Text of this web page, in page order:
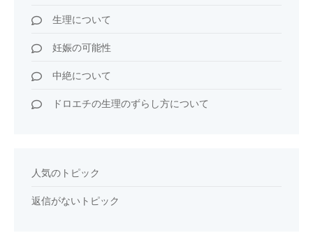
生理について
妊娠の可能性
中絶について
ドロエチの生理のずらし方について
人気のトピック
返信がないトピック